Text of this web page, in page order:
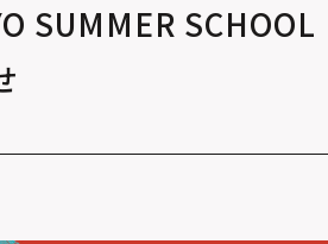
SUMMER SCHOOL